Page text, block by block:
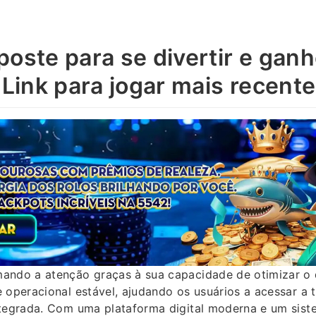
para se divertir e
para jogar mais recente
a atenção graças à sua capacidade de otimizar o
operacional estável, ajudando os usuários a acessar a
Com uma plataforma digital moderna e um